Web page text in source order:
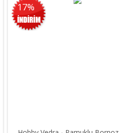
17%